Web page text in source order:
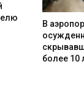
В
более 10